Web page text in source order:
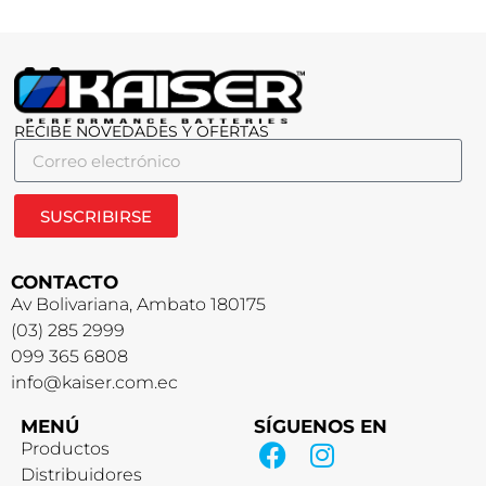
RECIBE NOVEDADES Y OFERTAS
SUSCRIBIRSE
CONTACTO
Av Bolivariana, Ambato 180175
(03) 285 2999
099 365 6808
info@kaiser.com.ec
MENÚ
Productos
Distribuidores
SÍGUENOS EN